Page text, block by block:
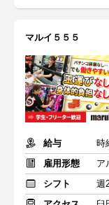
マルイ５５５
給与
雇用形態
ア
シフト
週